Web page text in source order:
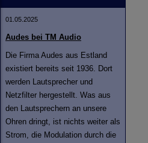
01.05.2025
Audes bei TM Audio
Die Firma Audes aus Estland
existiert bereits seit 1936. Dort
werden Lautsprecher und
Netzfilter hergestellt. Was aus
den Lautsprechern an unsere
Ohren dringt, ist nichts weiter als
Strom, die Modulation durch die